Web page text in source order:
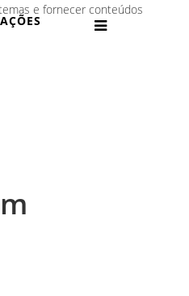
e fornecer conteúdos